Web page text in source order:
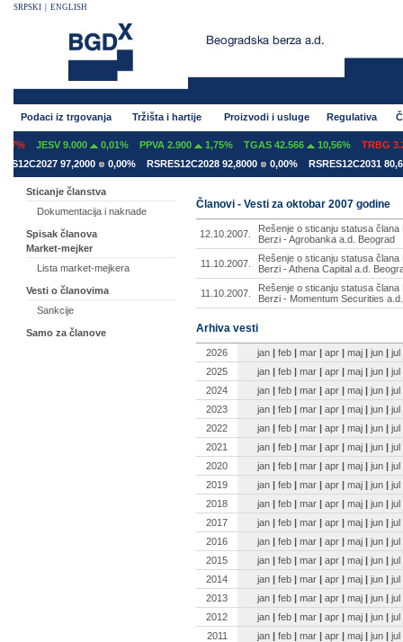
SRPSKI ENGLISH
Podaci iz trgovanja Tržišta i hartije Proizvodi i usluge Regulativa
JESV 9.000 0,01% PPVA 2.900 1,75% TGAS 42.566 10,56%
TRBG
97,2000
0,00% RSRES12C2028 92,8000 0,00% RSRES12C2031
Sticanje članstva
Dokumentacija i naknade
Spisak članova
Market-mejker
Lista market-mejkera
Vesti o članovima
Sankcije
Samo za članove
Članovi - Vesti za oktobar 2007 godine
12.10.2007.
Rešenje o sticanju statusa
Berzi - Agrobanka a.d. Beograd
11.10.2007.
Rešenje o sticanju statusa
Berzi - Athena Capital a.d.
11.10.2007.
Rešenje o sticanju statusa
Berzi - Momentum Securities
Arhiva vesti
2026 jan | feb | mar | apr | maj | jun | jul
2025
jan | feb | mar | apr | maj | jun | jul
2024
jan | feb | mar | apr | maj | jun | jul
2023
jan | feb | mar | apr | maj | jun | jul
2022
jan | feb | mar | apr | maj | jun | jul
2021
jan | feb | mar | apr | maj | jun | jul
2020
jan | feb | mar | apr | maj | jun | jul
2019
jan | feb | mar | apr | maj | jun | jul
2018
jan | feb | mar | apr | maj | jun | jul
2017
jan | feb | mar | apr | maj | jun | jul
2016
jan | feb | mar | apr | maj | jun | jul
2015
jan | feb | mar | apr | maj | jun | jul
2014
jan | feb | mar | apr | maj | jun | jul
2013
jan | feb | mar | apr | maj | jun | jul
2012
jan | feb | mar | apr | maj | jun | jul
2011
jan | feb | mar | apr | maj | jun | jul